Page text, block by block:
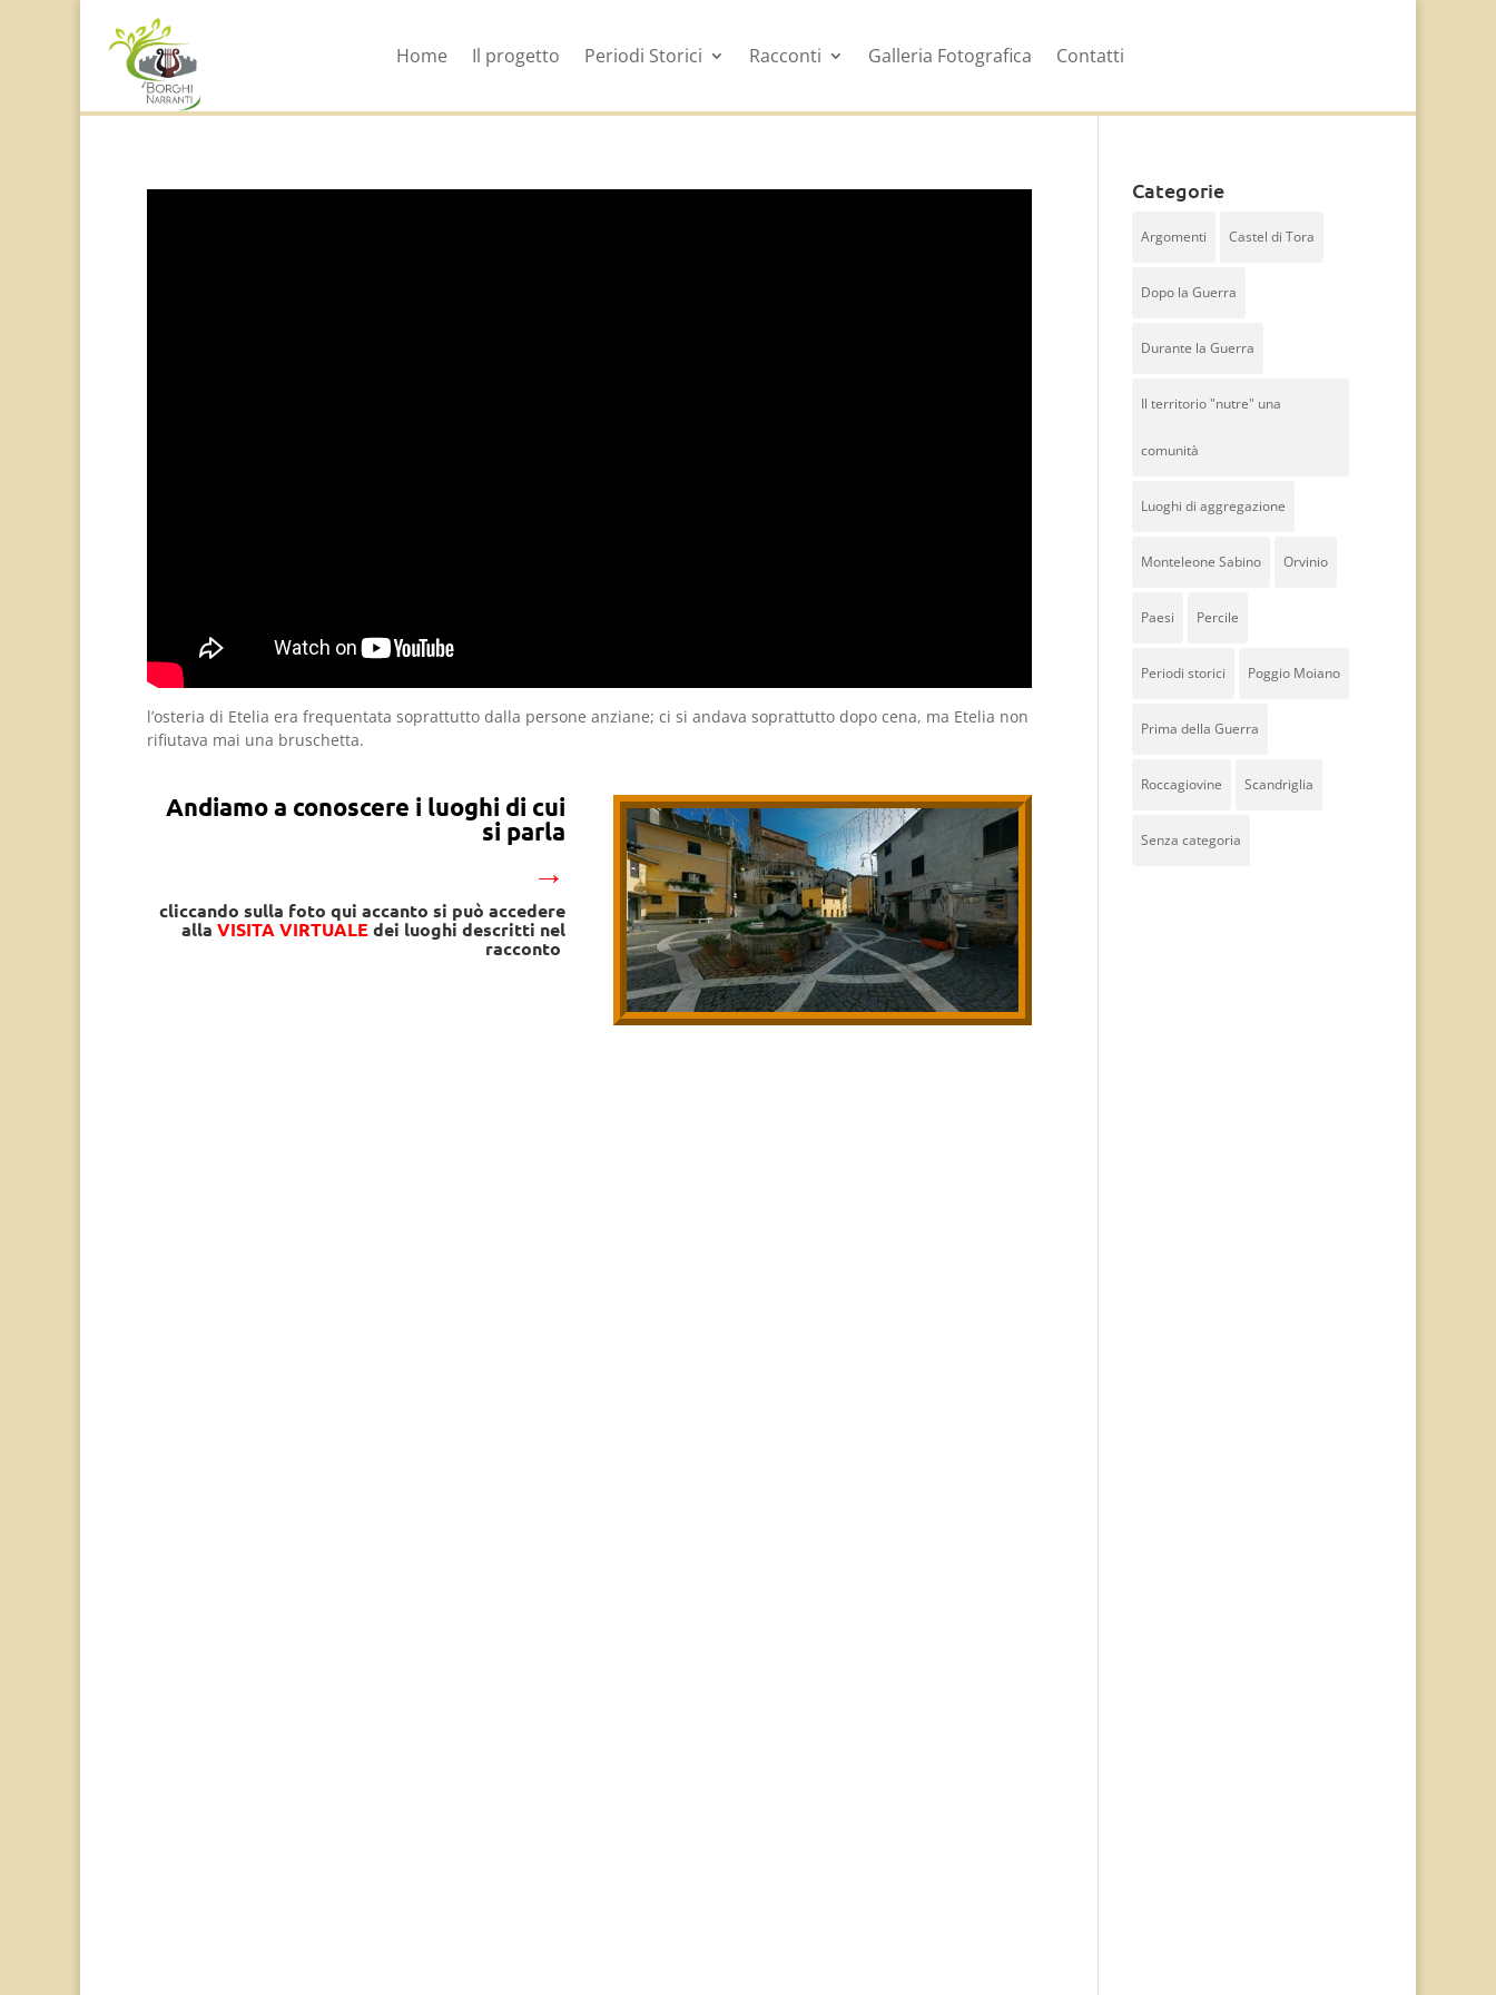
Home Il progetto Periodi Storici Racconti Galleria Fotografica Contatti
l’osteria di Etelia era frequentata soprattutto dalla persone anziane; ci si andava soprattutto dopo cena, ma Etelia non
rifiutava mai una bruschetta.
Andiamo a conoscere i luoghi di cui
si parla
→
cliccando sulla foto qui accanto si può accedere
alla VISITA VIRTUALEdei luoghi descritti nel
racconto
Categorie
Argomenti Castel di Tora
Dopo la Guerra
Durante la Guerra
Il territorio "nutre" una
comunità
Luoghi di aggregazione
Monteleone Sabino Orvinio
Paesi Percile
Periodi storici Poggio Moiano
Prima della Guerra
Roccagiovine Scandriglia
Senza categoria